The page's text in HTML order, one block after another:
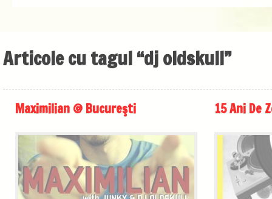
Articole cu tagul “dj oldskull”
Maximilian @ Bucureşti 15 Ani De